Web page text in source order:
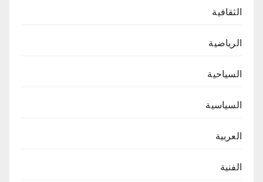
الثقافية
الرياضية
السياحية
السياسية
العربية
الفنية